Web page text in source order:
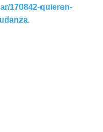
170842-quieren-